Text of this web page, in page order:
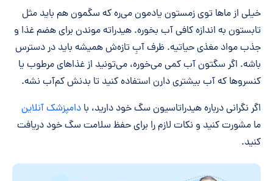
خیلی از ماها توی زمستون یادمون می‌ره که سگمون هم باید مثل
تابستون به اندازه کافی آب بخوره. هیدراته موندن برای هضم غذا و
جذب مواد مغذی حیاتیه. ظرف آبِ تازه‌ش همیشه باید در دسترس
باشه. اگر سگتون آب کمی می‌خوره، می‌تونید از غذاهای مرطوب یا
کنسروها که آب بیشتری دارن استفاده کنید تا بدنش کم‌آب نشه.
اگر نگرانی درباره هیدراتاسیون سگ خود دارید، با دامپزشک آنلاین
ما مشورت کنید و نکات لازم را برای حفظ سلامت سگ خود دریافت
کنید.